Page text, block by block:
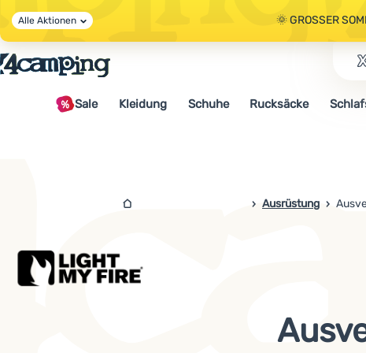
🌞 GROSSER
🤫 - 10 % AUF
🌞 GROSSER
Alle Aktionen
Sale Kleidung Schuhe Rucksäcke
4camping.at
Ausrüstung